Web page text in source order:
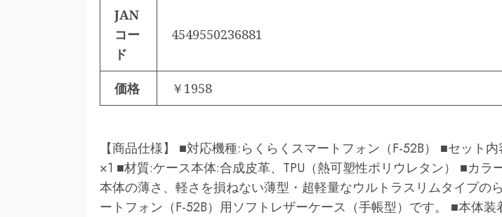
JAN
コー
ド
4549550236881
価格 ￥1958
【商品仕様】 ■対応機種:らくらくスマートフォン（F-52B） ■セット
×1 ■材質:ケース本体:合成皮革、TPU（熱可塑性ポリウレタン） ■カラ
本体の薄さ、軽さを損ねない薄型・超軽量なウルトラスリムタイプの
ートフォン（F-52B）用ソフトレザーケース（手帳型）です。 ■本体装